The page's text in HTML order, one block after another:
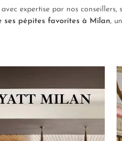
expertise par nos
ses pépites favorites à Milan,
MILAN